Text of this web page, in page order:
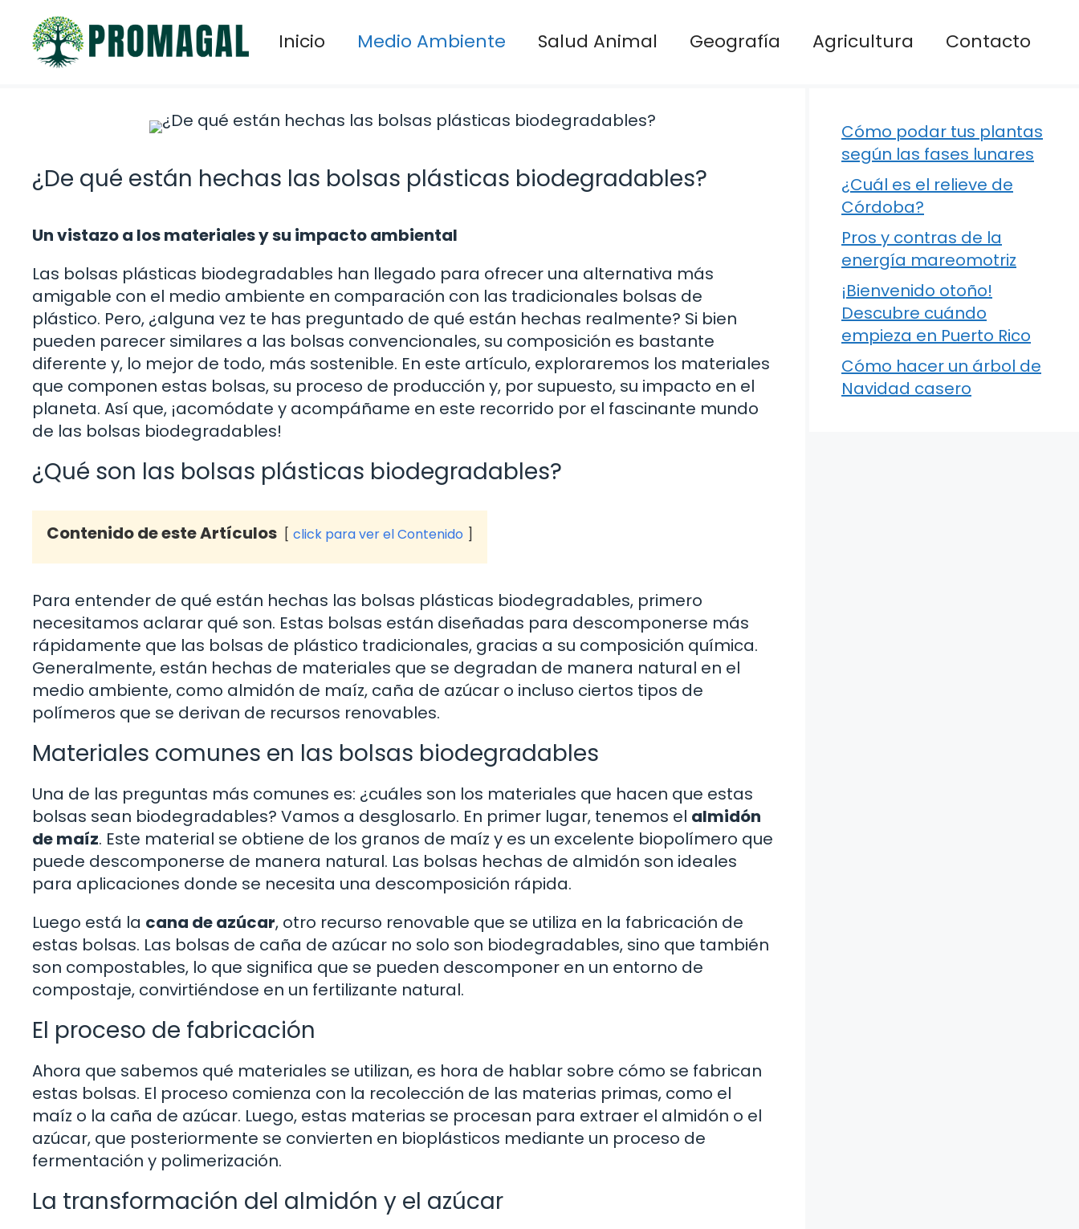
contenido
Inicio Medio Ambiente Salud Animal Geografía Agricultura Contacto
¿De qué están hechas las bolsas plásticas biodegradables?
Un vistazo a los materiales y su impacto ambiental
Las bolsas plásticas biodegradables han llegado para ofrecer una alternativa más
amigable con el medio ambiente en comparación con las tradicionales bolsas de
plástico. Pero, ¿alguna vez te has preguntado de qué están hechas realmente? Si bien
pueden parecer similares a las bolsas convencionales, su composición es bastante
diferente y, lo mejor de todo, más sostenible. En este artículo, exploraremos los materiales
que componen estas bolsas, su proceso de producción y, por supuesto, su impacto en el
planeta. Así que, ¡acomódate y acompáñame en este recorrido por el fascinante mundo
de las bolsas biodegradables!
¿Qué son las bolsas plásticas biodegradables?
Contenido de este Artículos click para ver el Contenido
Para entender de qué están hechas las bolsas plásticas biodegradables, primero
necesitamos aclarar qué son. Estas bolsas están diseñadas para descomponerse más
rápidamente que las bolsas de plástico tradicionales, gracias a su composición química.
Generalmente, están hechas de materiales que se degradan de manera natural en el
medio ambiente, como almidón de maíz, caña de azúcar o incluso ciertos tipos de
polímeros que se derivan de recursos renovables.
Materiales comunes en las bolsas biodegradables
Una de las preguntas más comunes es: ¿cuáles son los materiales que hacen que estas
bolsas sean biodegradables? Vamos a desglosarlo. En primer lugar, tenemos el almidón
de maíz. Este material se obtiene de los granos de maíz y es un excelente biopolímero que
puede descomponerse de manera natural. Las bolsas hechas de almidón son ideales
para aplicaciones donde se necesita una descomposición rápida.
Luego está la cana de azúcar, otro recurso renovable que se utiliza en la fabricación de
estas bolsas. Las bolsas de caña de azúcar no solo son biodegradables, sino que también
son compostables, lo que significa que se pueden descomponer en un entorno de
compostaje, convirtiéndose en un fertilizante natural.
El proceso de fabricación
Ahora que sabemos qué materiales se utilizan, es hora de hablar sobre cómo se fabrican
estas bolsas. El proceso comienza con la recolección de las materias primas, como el
maíz o la caña de azúcar. Luego, estas materias se procesan para extraer el almidón o el
azúcar, que posteriormente se convierten en bioplásticos mediante un proceso de
fermentación y polimerización.
La transformación del almidón y el azúcar
Cómo podar tus plantas
según las fases lunares
¿Cuál es el relieve de
Córdoba?
Pros y contras de la
energía mareomotriz
¡Bienvenido otoño!
Descubre cuándo
empieza en Puerto Rico
Cómo hacer un árbol de
Navidad casero